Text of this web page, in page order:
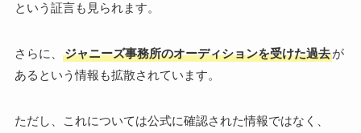
という証言も見られます。
さらに、 ジャニーズ事務所のオーディションを受けた過去が
あるという情報も拡散されています。
ただし、これについては公式に確認された情報ではなく、